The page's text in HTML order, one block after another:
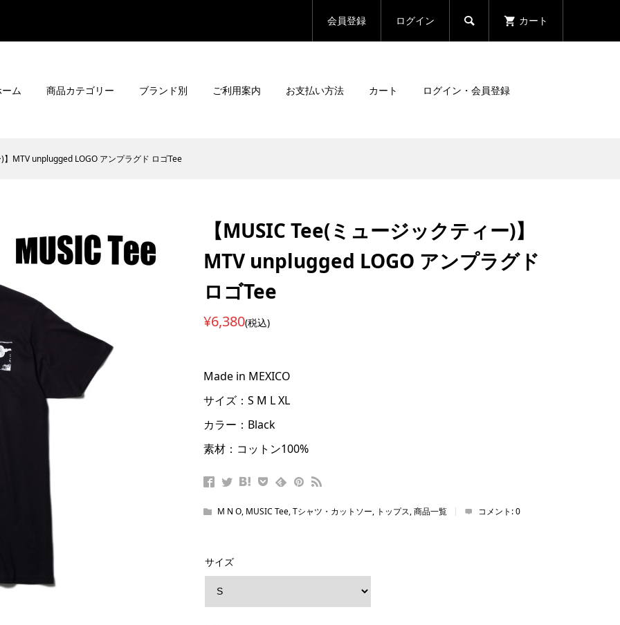
会員登録 ログイン  カート
ム 商品カテゴリー ブランド別 ご利用案内 お支払い方法 カート ログイン・会員登録
MTV unplugged LOGO アンプラグド ロゴTee
【MUSIC Tee(ミュージックティー)】
MTV unplugged LOGO アンプラグド
ロゴTee
¥6,380(税込)
Made in MEXICO
サイズ：S M L XL
カラー：Black
素材：コットン100%
M N O, MUSIC Tee,Tシャツ・カットソー, トップス,商品一覧 コメント:0
サイズ